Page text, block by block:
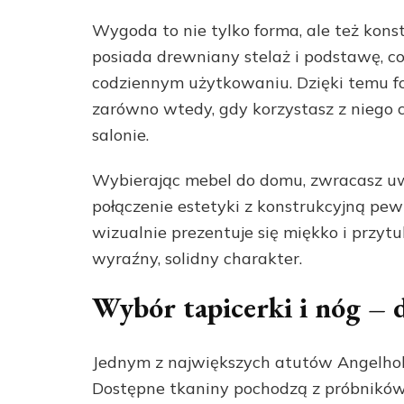
Wygoda to nie tylko forma, ale też
posiada drewniany stelaż i podstawę,
codziennym użytkowaniu. Dzięki temu
zarówno wtedy, gdy korzystasz z niego
salonie.
Wybierając mebel do domu, zwracasz
połączenie estetyki z konstrukcyjną
wizualnie prezentuje się miękko i
wyraźny, solidny charakter.
Wybór tapicerki i nóg –
Jednym z największych atutów
Dostępne tkaniny pochodzą z